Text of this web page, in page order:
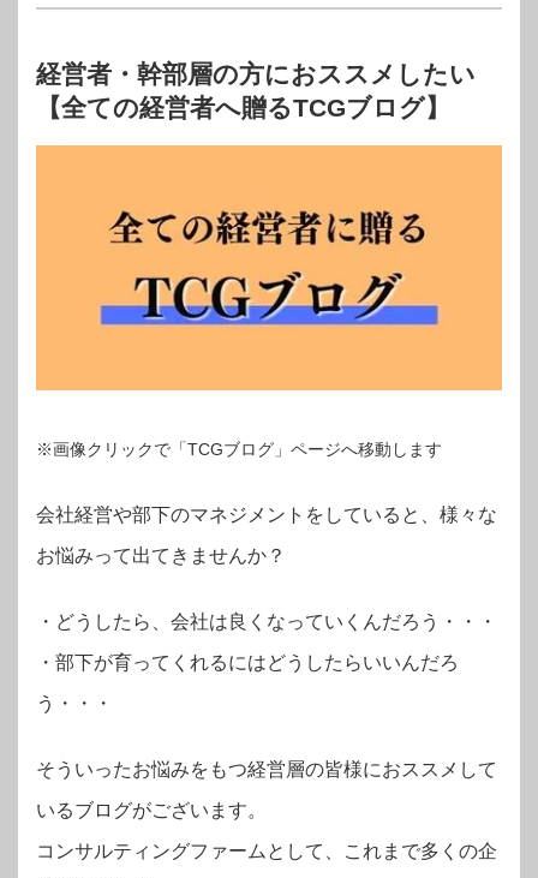
経営者・幹部層の方におススメしたい
【全ての経営者へ贈るTCGブログ】
※画像クリックで「TCGブログ」ページへ移動します
会社経営や部下のマネジメントをしていると、様々な
お悩みって出てきませんか？
・ どうしたら、会社は良くなっていくんだろう・・・
・部下が育ってくれるにはどうしたらいいんだろ
う・・・
そういったお悩みをもつ経営層の皆様におススメして
いるブログがございます。
コンサルティングファームとして、これまで多くの企